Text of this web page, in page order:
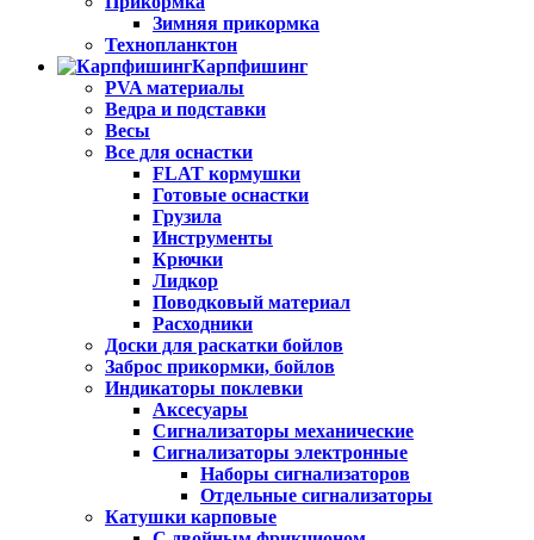
Зимняя прикормка
Технопланктон
Карпфишинг
PVA материалы
Ведра и подставки
Весы
Все для оснастки
FLAT кормушки
Готовые оснастки
Грузила
Инструменты
Крючки
Лидкор
Поводковый материал
Расходники
Доски для раскатки бойлов
Заброс прикормки, бойлов
Индикаторы поклевки
Аксесуары
Сигнализаторы механические
Сигнализаторы электронные
Наборы сигнализаторов
Отдельные сигнализаторы
Катушки карповые